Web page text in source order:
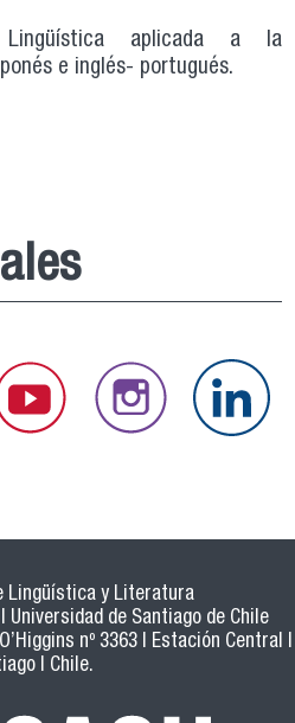
Lingüística aplicada a la
e inglés- portugués.
Lingüística y Literatura
Universidad de Santiago de Chile
nº 3363 | Estación Central |
| Chile.